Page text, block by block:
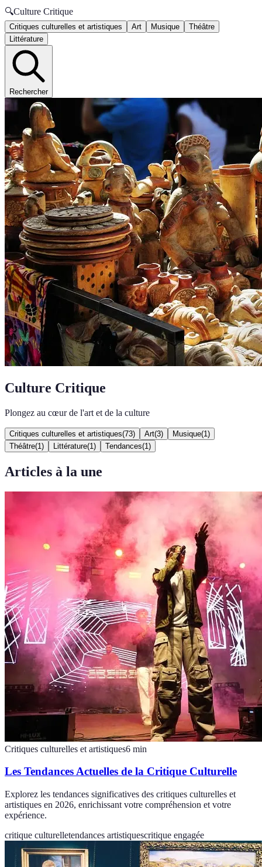
🔍Culture Critique
Critiques culturelles et artistiques Art Musique
Théâtre
Littérature
Rechercher
Culture Critique
Plongez au cœur de l'art et de la culture
Critiques culturelles et artistiques(73) Art(3) Musique(1 )
Théâtre(1 ) Littérature(1 ) Tendances(1 )
Articles à la une
Critiques culturelles et artistiques6 min
Les Tendances Actuelles de la Critique Culturelle
Explorez les tendances significatives des critiques culturelles et
artistiques en 2026, enrichissant votre compréhension et votre
expérience.
critique culturelletendances artistiquescritique engagée